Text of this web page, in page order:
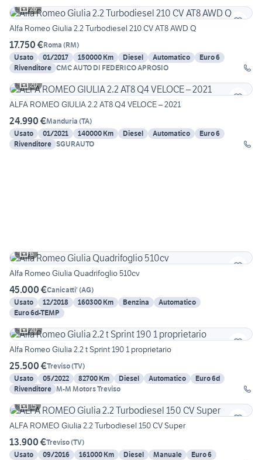
26
Alfa Romeo Giulia 2.2 Turbodiesel 210 CV AT8 AWD Q
17.750 €Roma (RM)
Usato
01/2017 150000 Km Diesel Automatico
Euro 6
Rivenditore CMC AUTO DI FEDERICO APROSIO
20
ALFA ROMEO GIULIA 2.2 AT8 Q4 VELOCE – 2021
24.990 €Manduria (TA)
Usato
01/2021 140000 Km Diesel Automatico
Euro 6
Rivenditore SGURAUTO
6
Alfa Romeo Giulia Quadrifoglio 510cv
45.000 €Canicatti' (AG)
Usato
12/2018 160300 Km Benzina
Automatico
Euro 6d-TEMP
20
Alfa Romeo Giulia 2.2 t Sprint 190 1 proprietario
25.500 €Treviso(TV)
Usato
05/2022 82700 Km Diesel Automatico
Euro 6d
Rivenditore M-M Motors Treviso
15
ALFA ROMEO Giulia 2.2 Turbodiesel 150 CV Super
13.900 €Treviso(TV)
Usato
09/2016 161000 Km Diesel Manuale
Euro 6